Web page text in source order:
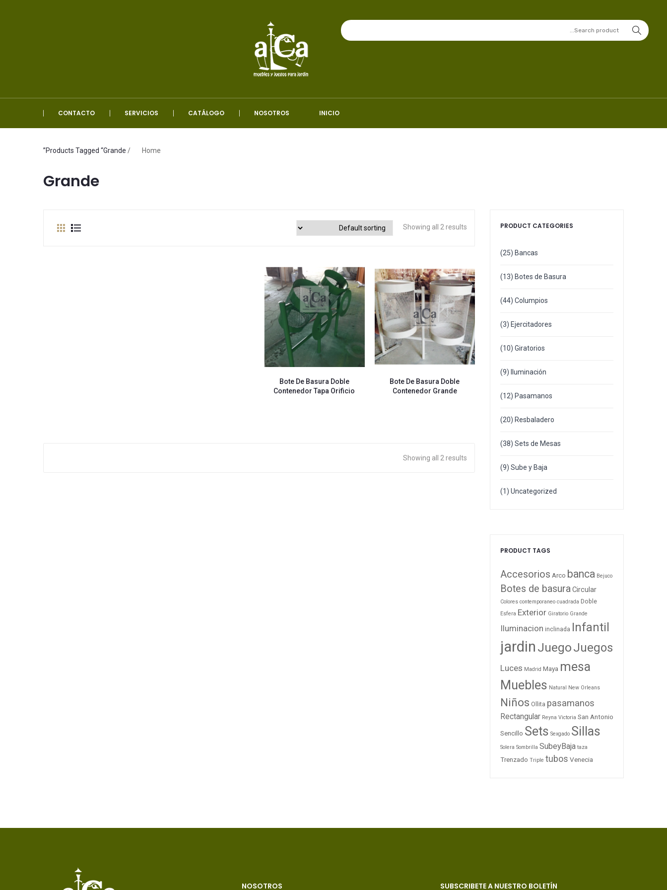
INICIO
NOSOTROS
CATÁLOGO
SERVICIOS
CONTACTO
Home
/
Grande
PRODUCT CATEGORIES
Bancas
(25)
Botes de Basura
(13)
Columpios
(44)
Ejercitadores
(3)
Giratorios
(10)
Iluminación
(9)
Pasamanos
(12)
Resbaladero
(20)
Sets de Mesas
(38)
Sube y Baja
(9)
Uncategorized
(1)
PRODUCT TAGS
Accesorios Arco banca Bejuco
Botes de basuraCircular
Colores contemporaneo cuadrada Doble
Esfera Exterior Giratorio Grande
Iluminacion inclinada Infantil
jardin JuegoJuegos
Luces Madrid Maya mesa
Muebles Natural New Orleans
Niños Ollita pasamanos
Rectangular Reyna Victoria San Antonio
Sencillo Sets Sexgado Sillas
Solera Sombrilla SubeyBaja taza
Trenzado Triple tubos Venecia
Showing all 2 results
Bote De Basura Doble
Contenedor Grande
Bote De Basura Doble
Contenedor Tapa Orificio
Showing all 2 results
NOSOTROS SUBSCRIBETE A NUESTRO BOLETÍN